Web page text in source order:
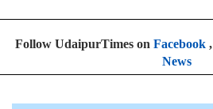
Follow UdaipurTimes on Facebook,
News